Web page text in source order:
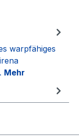
warpfähiges
Mehr